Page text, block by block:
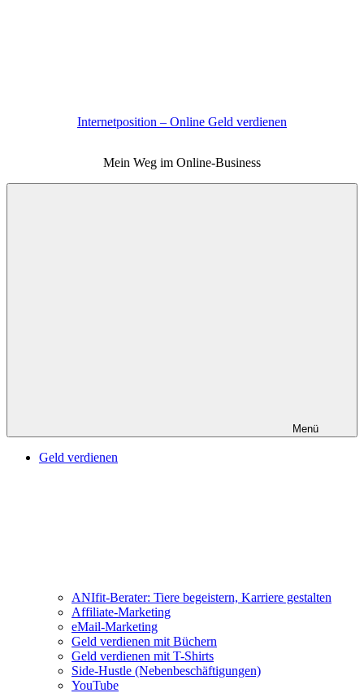
Internetposition – Online Geld verdienen
Mein Weg im Online-Business
Menü
Geld verdienen
ANIfit-Berater: Tiere begeistern, Karriere gestalten
Affiliate-Marketing
eMail-Marketing
Geld verdienen mit Büchern
Geld verdienen mit T-Shirts
Side-Hustle (Nebenbeschäftigungen)
YouTube